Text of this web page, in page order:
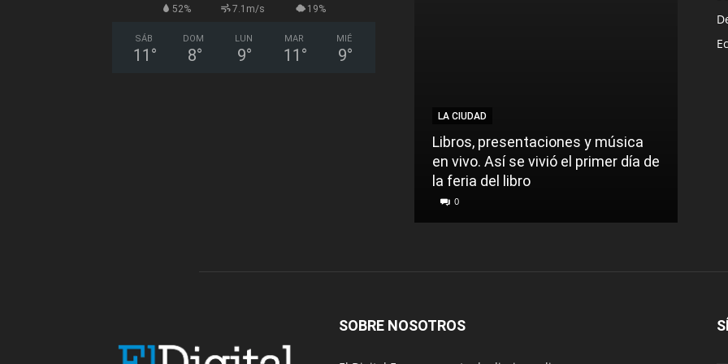
52% 7.1m/s 19%
SÁB
11 °
DOM
8°
LUN
9°
MAR
11 °
MIÉ
9°
LA CIUDAD
Libros, presentaciones y música
en vivo. Así se vivió el primer día de
la feria del libro
0
SOBRE NOSOTROS